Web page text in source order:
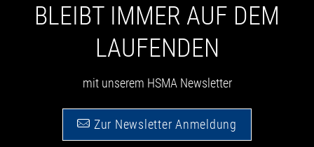
BLEIBT IMMER AUF DEM
LAUFENDEN
mit unserem HSMA Newsletter
Zur Newsletter Anmeldung